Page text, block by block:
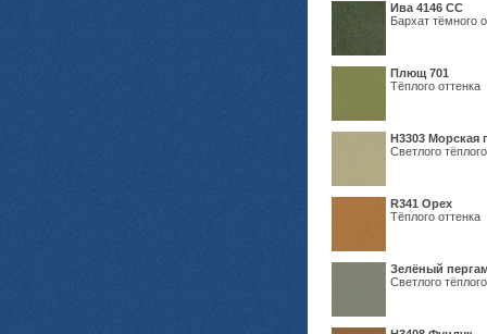
Ива 4146 СС
Бархат тёмного
Плющ 701
Тёплого оттенка
H3303 Морская
Светлого
R341 Орех
Тёплого оттенка
Зелёный
Светлого